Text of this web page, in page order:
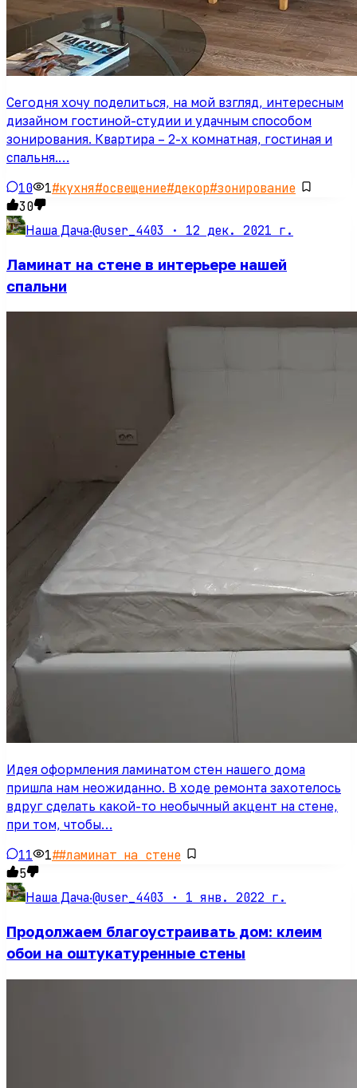
Сегодня хочу поделиться, на мой взгляд, интересным
дизайном гостиной-студии и удачным способом
зонирования. Квартира – 2-х комнатная, гостиная и
спальня.…
10 1#кухня#освещение#декор#зонирование
30
Наша Дача·@user_4403 · 12 дек. 2021 г.
Ламинат на стене в интерьере нашей
спальни
Идея оформления ламинатом стен нашего дома
пришла нам неожиданно. В ходе ремонта захотелось
вдруг сделать какой-то необычный акцент на стене,
при том, чтобы…
11 1##ламинат на стене
5
Наша Дача·@user_4403 · 1 янв. 2022 г.
Продолжаем благоустраивать дом: клеим
обои на оштукатуренные стены